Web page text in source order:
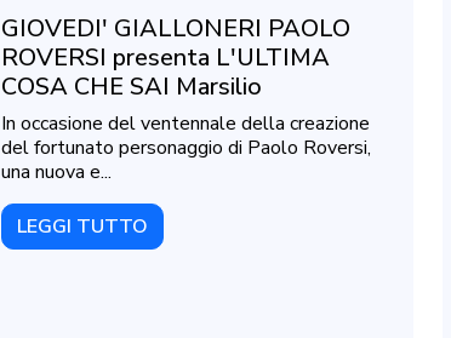
GIOVEDI' GIALLONERI PAOLO
ROVERSI presenta L'ULTIMA
COSA CHE SAI Marsilio
In occasione del ventennale della creazione
del fortunato personaggio di Paolo Roversi,
una nuova e...
LEGGI TUTTO